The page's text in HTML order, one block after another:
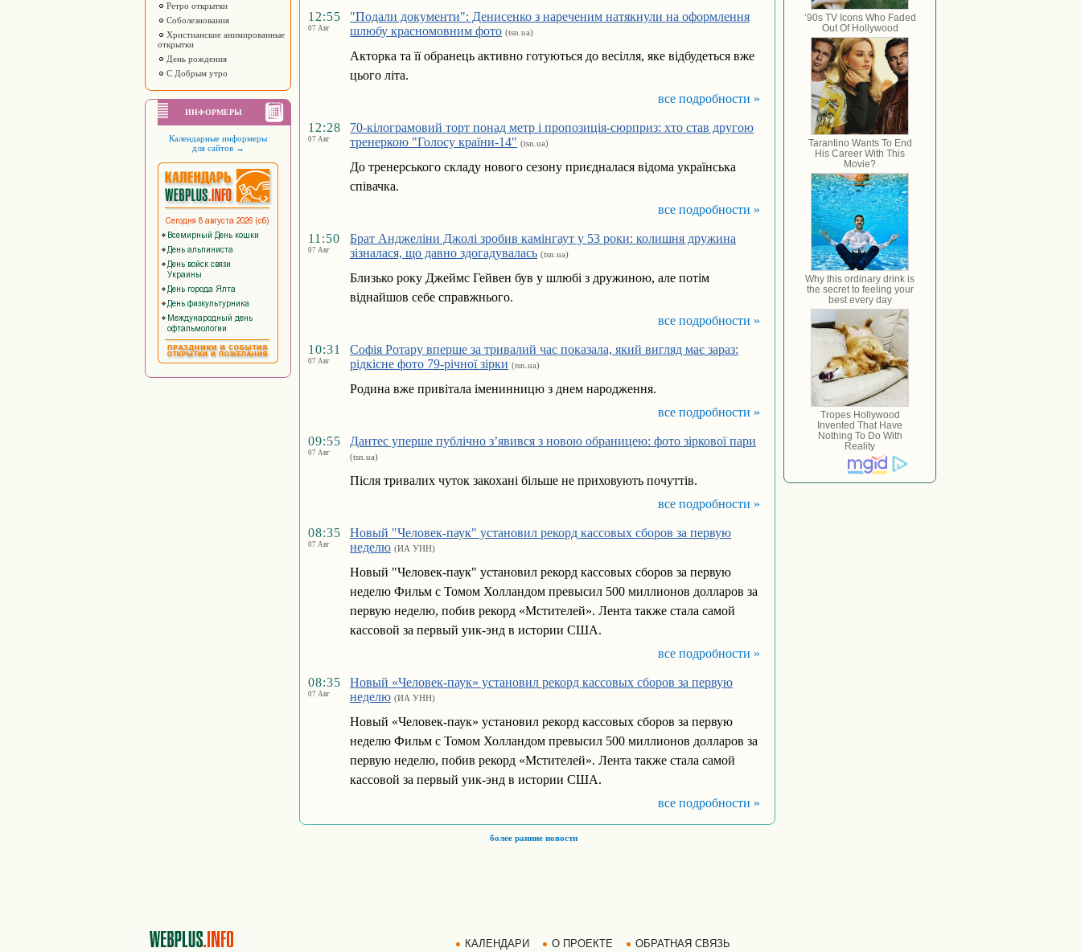
Ретро открытки
Соболезнования
Христианские анимированные
открытки
День рождения
С Добрым утро
ИНФОРМЕРЫ
Календарные информеры
для сайтов →
12:55
07 Авг
"Подали документи": Денисенко з нареченим натякнули на оформлення
шлюбу красномовним фото (tsn.ua)
Акторка та її обранець активно готуються до весілля, яке відбудеться вже
цього літа.
все подробности »
12:28
07 Авг
70-кілограмовий торт понад метр і пропозиція-сюрприз: хто став другою
тренеркою "Голосу країни-14" (tsn.ua)
До тренерського складу нового сезону приєдналася відома українська
співачка.
все подробности »
11:50
07 Авг
Брат Анджеліни Джолі зробив камінгаут у 53 роки: колишня дружина
зізналася, що давно здогадувалась (tsn.ua)
Близько року Джеймс Гейвен був у шлюбі з дружиною, але потім
віднайшов себе справжнього.
все подробности »
10:31
07 Авг
Софія Ротару вперше за тривалий час показала, який вигляд має зараз:
рідкісне фото 79-річної зірки (tsn.ua)
Родина вже привітала іменинницю з днем народження.
все подробности »
09:55
07 Авг
Дантес уперше публічно з’явився з новою обраницею: фото зіркової пари
(tsn.ua)
Після тривалих чуток закохані більше не приховують почуттів.
все подробности »
08:35
07 Авг
Новый "Человек-паук" установил рекорд кассовых сборов за первую
неделю (ИА УНН)
Новый "Человек-паук" установил рекорд кассовых сборов за первую
неделю Фильм с Томом Холландом превысил 500 миллионов долларов за
первую неделю, побив рекорд «Мстителей». Лента также стала самой
кассовой за первый уик-энд в истории США.
все подробности »
08:35
07 Авг
Новый «Человек-паук» установил рекорд кассовых сборов за первую
неделю (ИА УНН)
Новый «Человек-паук» установил рекорд кассовых сборов за первую
неделю Фильм с Томом Холландом превысил 500 миллионов долларов за
первую неделю, побив рекорд «Мстителей». Лента также стала самой
кассовой за первый уик-энд в истории США.
все подробности »
более ранние новости
КАЛЕНДАРИ О ПРОЕКТЕ ОБРАТНАЯ СВЯЗЬ